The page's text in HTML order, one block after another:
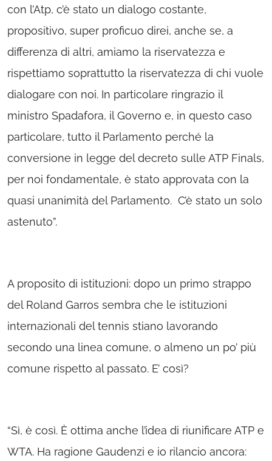
con l’Atp, c’è stato un dialogo costante,
propositivo, super proficuo direi, anche se, a
differenza di altri, amiamo la riservatezza e
rispettiamo soprattutto la riservatezza di chi vuole
dialogare con noi. In particolare ringrazio il
ministro Spadafora, il Governo e, in questo caso
particolare, tutto il Parlamento perché la
conversione in legge del decreto sulle ATP Finals,
per noi fondamentale, è stato approvata con la
quasi unanimità del Parlamento. C’è stato un solo
astenuto”.
A proposito di istituzioni: dopo un primo strappo
del Roland Garros sembra che le istituzioni
internazionali del tennis stiano lavorando
secondo una linea comune, o almeno un po’ più
comune rispetto al passato. E’ così?
“Sì, è così. È ottima anche l’idea di riunificare ATP e
WTA. Ha ragione Gaudenzi e io rilancio ancora: